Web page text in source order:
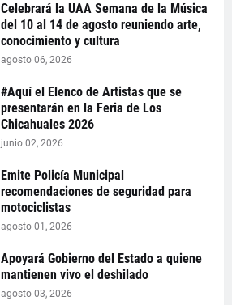
Celebrará la UAA Semana de la Música
del 10 al 14 de agosto reuniendo arte,
conocimiento y cultura
agosto 06, 2026
#Aquí el Elenco de Artistas que se
presentarán en la Feria de Los
Chicahuales 2026
junio 02, 2026
Emite Policía Municipal
recomendaciones de seguridad para
motociclistas
agosto 01, 2026
Apoyará Gobierno del Estado a quiene
mantienen vivo el deshilado
agosto 03, 2026